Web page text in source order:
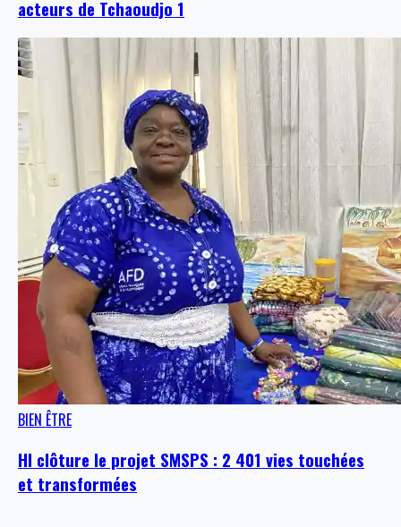
acteurs de Tchaoudjo 1
BIEN ÊTRE
HI clôture le projet SMSPS : 2 401 vies touchées
et transformées